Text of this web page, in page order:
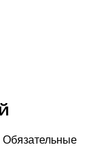
Обязательные